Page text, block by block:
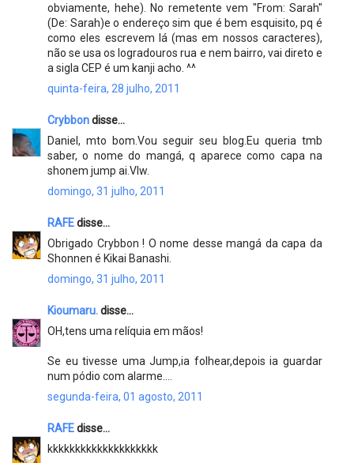
obviamente, hehe). No remetente vem "From: Sarah"
(De: Sarah)e o endereço sim que é bem esquisito, pq é
como eles escrevem lá (mas em nossos caracteres),
não se usa os logradouros rua e nem bairro, vai direto e
a sigla CEP é um kanji acho. ^^
quinta-feira, 28 julho, 2011
Crybbondisse...
Daniel, mto bom.Vou seguir seu blog.Eu queria tmb
saber, o nome do mangá, q aparece como capa na
shonem jump ai.Vlw.
domingo, 31 julho, 2011
RAFEdisse...
Obrigado Crybbon ! O nome desse mangá da capa da
Shonnen é Kikai Banashi.
domingo, 31 julho, 2011
Kioumaru.disse...
OH,tens uma relíquia em mãos!
Se eu tivesse uma Jump,ia folhear,depois ia guardar
num pódio com alarme....
segunda-feira, 01 agosto, 2011
RAFEdisse...
kkkkkkkkkkkkkkkkkkkk